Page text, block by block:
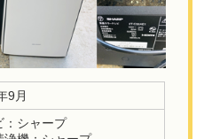
9月
シャープ